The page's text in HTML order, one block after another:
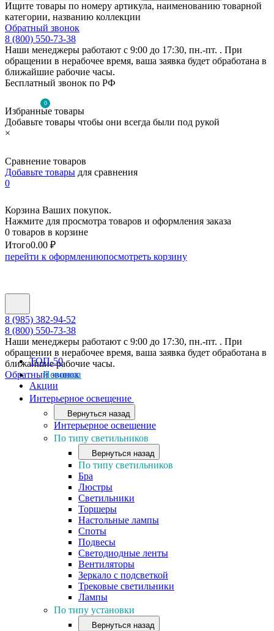
Ищите товары по номеру артикула, наименованию товарной
категории, названию коллекции
Обратный звонок
8 (800) 550-73-38
Наши менеджеры работают с 9:00 до 17:30, пн.-пт. . При
обращении в нерабочее время, ваша заявка будет обработана в
ближайшие рабочие часы.
Бесплатный звонок по РФ
0
Избранные товары
Добавьте товары чтобы они всегда были под рукой
×
Сравнение товаров
Добавьте товары для сравнения
0
Корзина Ваших покупок.
Нажмите для просмотра товаров и оформления заказа
0 товаров в корзине
Итого0.00 ₽
перейти к оформлениюпосмотреть корзину
8 (985) 382-94-52
8 (800) 550-73-38
Наши менеджеры работают с 9:00 до 17:30, пн.-пт. . При
обращении в нерабочее время, ваша заявка будет обработана в
ближайшие рабочие часы.
Обратный звонок
ТОП-50
Новинки
Акции
Интерьерное освещение
Вернуться назад
Интерьерное освещение
По типу светильников
Вернуться назад
По типу светильников
Бра
Люстры
Светильники
Торшеры
Настольные лампы
Споты
Подвесы
Светодиодные ленты
Вентиляторы
Зеркало с подсветкой
Трековые светильники
Лампы
По типу установки
Вернуться назад